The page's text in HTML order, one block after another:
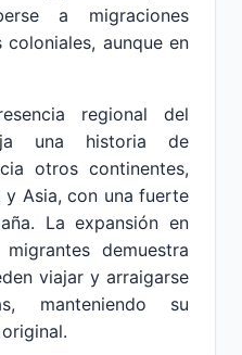
a migraciones
aunque en
regional del
una historia de
otros continentes,
y Asia, con una fuerte
La expansión en
demuestra
viajar y arraigarse
manteniendo su